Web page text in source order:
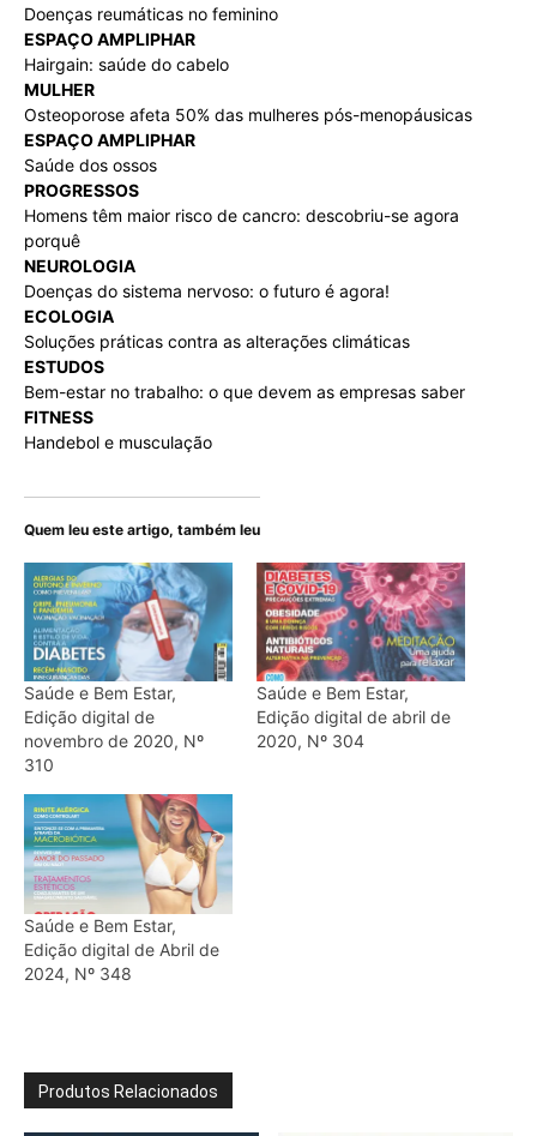
Doenças reumáticas no feminino
ESPAÇO AMPLIPHAR
Hairgain: saúde do cabelo
MULHER
Osteoporose afeta 50% das mulheres pós-menopáusicas
ESPAÇO AMPLIPHAR
Saúde dos ossos
PROGRESSOS
Homens têm maior risco de cancro: descobriu-se agora
porquê
NEUROLOGIA
Doenças do sistema nervoso: o futuro é agora!
ECOLOGIA
Soluções práticas contra as alterações climáticas
ESTUDOS
Bem-estar no trabalho: o que devem as empresas saber
FITNESS
Handebol e musculação
Quem leu este artigo, também leu
Saúde e Bem Estar,
Edição digital de
novembro de 2020, Nº
310
Saúde e Bem Estar,
Edição digital de abril de
2020, Nº 304
Saúde e Bem Estar,
Edição digital de Abril de
2024, Nº 348
Produtos Relacionados